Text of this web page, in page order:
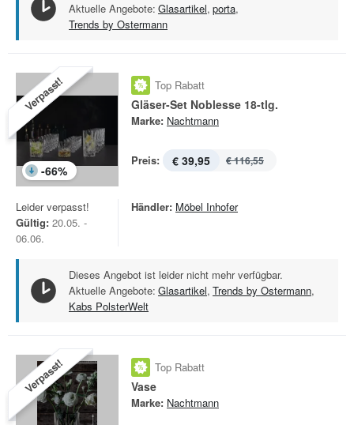
Aktuelle Angebote: Glasartikel, porta,
Trends by Ostermann
Verpasst!
-66%
Top Rabatt
Gläser-Set Noblesse 18-tlg.
Marke: Nachtmann
Preis: € 39,95 € 116,55
Leider verpasst!
Gültig: 20.05. -
06.06.
Händler: Möbel Inhofer
Dieses Angebot ist leider nicht mehr verfügbar.
Aktuelle Angebote: Glasartikel, Trends by Ostermann,
Kabs PolsterWelt
Verpasst! Top Rabatt
Vase
Marke: Nachtmann